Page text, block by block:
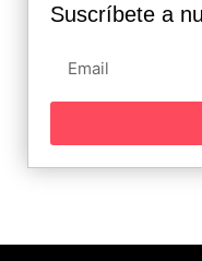
Suscríbete a